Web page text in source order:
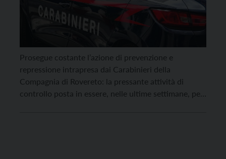
Prosegue costante l’azione di prevenzione e
repressione intrapresa dai Carabinieri della
Compagnia di Rovereto: la pressante attività di
controllo posta in essere, nelle ultime settimane, per